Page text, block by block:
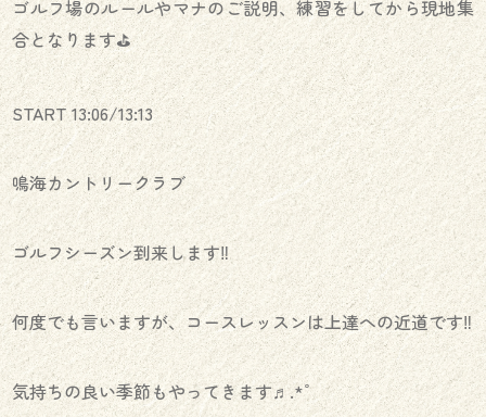
ゴルフ場のルールやマナのご説明、練習をしてから現地集
合となります⛳️
START 13:06/13:13
鳴海カントリークラブ
ゴルフシーズン到来します‼️
何度でも言いますが、コースレッスンは上達への近道です‼️
気持ちの良い季節もやってきます♬.*ﾟ